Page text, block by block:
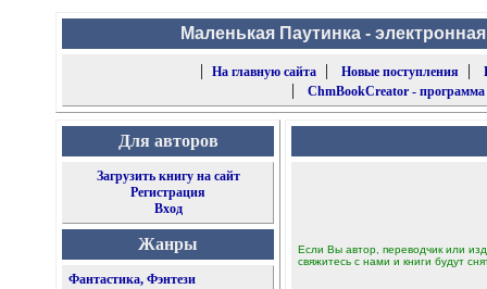
Маленькая Паутинка -
|
На главную сайта| Новые поступления |
| ChmBookCreator -
Для авторов
Загрузить книгу на сайт
Регистрация
Вход
Жанры
Фантастика, Фэнтези
Если Вы автор, переводчик или
свяжитесь с нами и книги будут